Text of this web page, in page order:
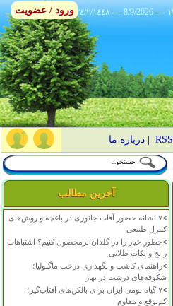
٢٤/٢/١٤٤٨ --- 8/9/2026 ---
RSS
|درباره ما
آخرین مطالب
>
۷ نشانه حضور آفات جانوری در باغچه و روش‌های
کنترل طبیعی
>چطور خیار را در گلدان پرمحصول کنیم؟ اشتباهات
رایج و نکات طلایی
>راهنمای کاشت و نگهداری درخت ماگنولیا؛
شکوفه‌های درشت در بهار
>
۷ گیاه بومی ایران برای بالکن‌های آفتاب‌گیر؛
کم‌توقع و مقاوم
ورود / عضویت